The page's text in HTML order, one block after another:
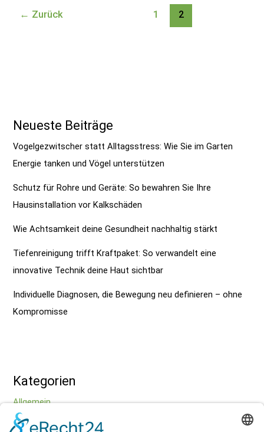
← Zurück 1 2
Neueste Beiträge
Vogelgezwitscher statt Alltagsstress: Wie Sie im Garten
Energie tanken und Vögel unterstützen
Schutz für Rohre und Geräte: So bewahren Sie Ihre
Hausinstallation vor Kalkschäden
Wie Achtsamkeit deine Gesundheit nachhaltig stärkt
Tiefenreinigung trifft Kraftpaket: So verwandelt eine
innovative Technik deine Haut sichtbar
Individuelle Diagnosen, die Bewegung neu definieren – ohne
Kompromisse
Kategorien
Allgemein
Bewegung